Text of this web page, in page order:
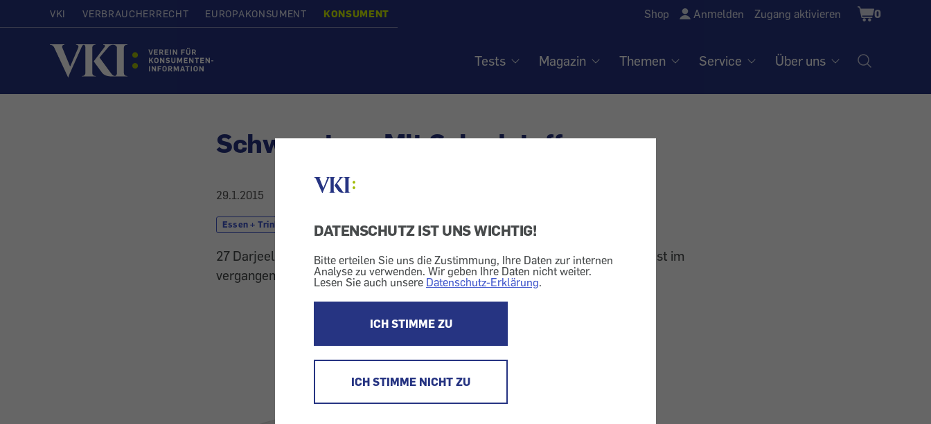
DATENSCHUTZ IST UNS WICHTIG!
Bitte erteilen Sie uns die Zustimmung, Ihre Daten zur internen
Analyse zu verwenden. Wir geben Ihre Daten nicht weiter.
Lesen Sie auch unsere Datenschutz-Erklärung.
ICH STIMME ZU
ICH STIMME NICHT ZU
VKI VERBRAUCHERRECHT EUROPAKONSUMENT KONSUMENT Shop Anmelden Zugang aktivieren
Shopping
Cart
0
Startseite
Tests Magazin Themen Service Über uns
Schwarztee - Mit Schadstoffen
29.1.2015
Essen + Trinken Tee
27 Darjeeling- und Ceylon-Assam-Tees testete die deutsche Stiftung Warentest im
vergangenen November.